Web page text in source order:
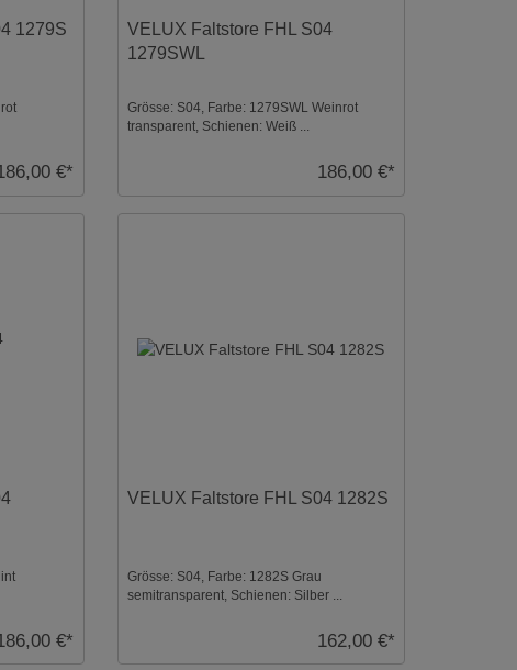
1279S
€*
VELUX Faltstore FHL S04
1279SWL
Grösse: S04, Farbe: 1279SWL Weinrot
transparent, Schienen: Weiß ...
186,00 €*
€*
VELUX Faltstore FHL S04 1282S
Grösse: S04, Farbe: 1282S Grau
semitransparent, Schienen: Silber ...
162,00 €*